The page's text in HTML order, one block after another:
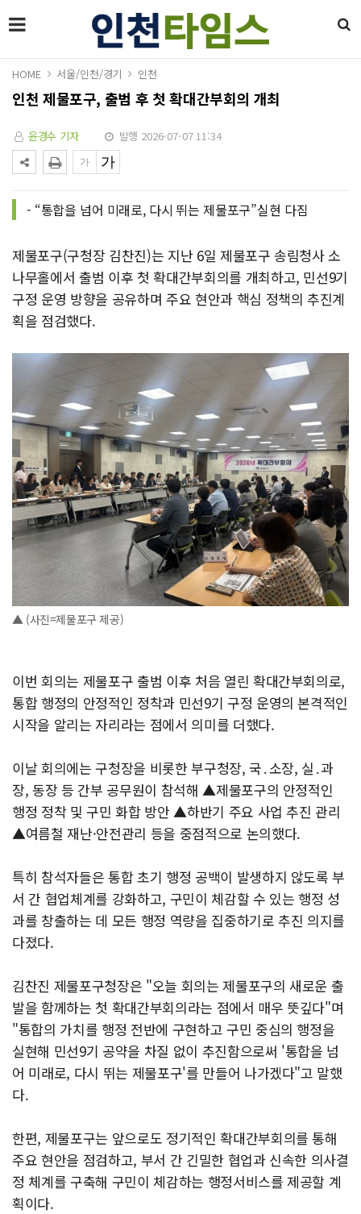
HOME 서울/인천/경기 인천
인천 제물포구, 출범 후 첫 확대간부회의 개최
윤경수 기자 발행 2026-07-07 11:34
- “통합을 넘어 미래로, 다시 뛰는 제물포구”실현 다짐
제물포구(구청장 김찬진)는 지난 6일 제물포구 송림청사 소
나무홀에서 출범 이후 첫 확대간부회의를 개최하고, 민선9기
구정 운영 방향을 공유하며 주요 현안과 핵심 정책의 추진계
획을 점검했다.
▲ (사진=제물포구 제공)
이번 회의는 제물포구 출범 이후 처음 열린 확대간부회의로,
통합 행정의 안정적인 정착과 민선9기 구정 운영의 본격적인
시작을 알리는 자리라는 점에서 의미를 더했다.
이날 회의에는 구청장을 비롯한 부구청장, 국․소장, 실․과
장, 동장 등 간부 공무원이 참석해 ▲제물포구의 안정적인
행정 정착 및 구민 화합 방안 ▲하반기 주요 사업 추진 관리
▲여름철 재난·안전관리 등을 중점적으로 논의했다.
특히 참석자들은 통합 초기 행정 공백이 발생하지 않도록 부
서 간 협업체계를 강화하고, 구민이 체감할 수 있는 행정 성
과를 창출하는 데 모든 행정 역량을 집중하기로 추진 의지를
다졌다.
김찬진 제물포구청장은 "오늘 회의는 제물포구의 새로운 출
발을 함께하는 첫 확대간부회의라는 점에서 매우 뜻깊다"며
"통합의 가치를 행정 전반에 구현하고 구민 중심의 행정을
실현해 민선9기 공약을 차질 없이 추진함으로써 '통합을 넘
어 미래로, 다시 뛰는 제물포구'를 만들어 나가겠다"고 말했
다.
한편, 제물포구는 앞으로도 정기적인 확대간부회의를 통해
주요 현안을 점검하고, 부서 간 긴밀한 협업과 신속한 의사결
정 체계를 구축해 구민이 체감하는 행정서비스를 제공할 계
획이다.